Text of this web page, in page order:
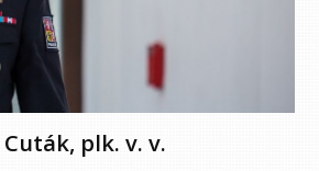
plk. v. v.